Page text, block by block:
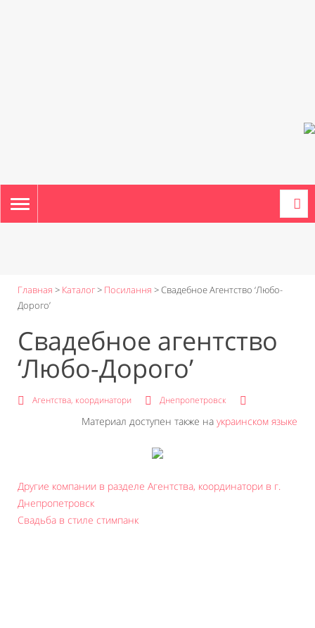
TOGGLE
NAVIGATION
Главная > Каталог> Посилання >Свадебное Агентство ‘Любо-
Дорого’
Свадебное агентство
‘Любо-Дорого’
Агентства, координатори Днепропетровск
Материал доступен также на украинском языке
Другие компании в разделе Агентства, координатори в г.
Днепропетровск
Свадьба в стиле стимпанк